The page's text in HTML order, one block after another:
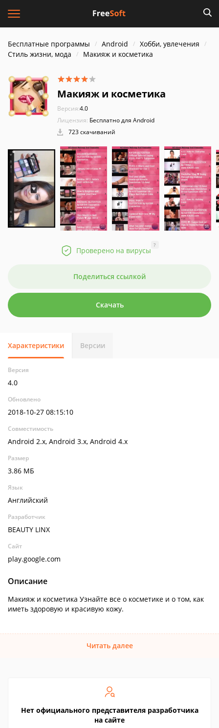
Бесплатные программы Android
Хобби, увлечения
Стиль жизни, мода
Макияж и косметика
Макияж и косметика
Версия:4.0
Лицензия: Бесплатно для Android
723 скачиваний
Проверено на вирусы
?
Поделиться ссылкой
Скачать
Характеристики Версии
Версия
4.0
Обновлено
2018-10-27 08:15:10
Совместимость
Android 2.x, Android 3.x, Android 4.x
Размер
3.86 МБ
Язык
Английский
Разработчик
BEAUTY LINX
Сайт
play.google.com
Описание
Макияж и косметика Узнайте все о косметике и о том, как
иметь здоровую и красивую кожу.
Читать далее
Нет официального представителя разработчика
на сайте